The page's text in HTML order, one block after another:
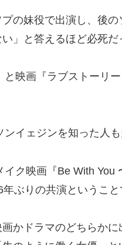
の妹役で出演し、後
」と答えるほど必死だ
映画『ラブストーリ
イェジンを知った人
ク映画『Be With You
ぶりの共演ということ
かドラマのどちらか